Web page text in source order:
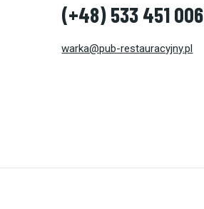
(+48) 533 451 006
warka@pub-restauracyjny.pl